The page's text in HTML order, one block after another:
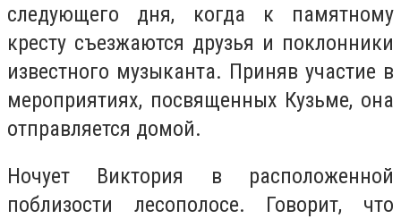
следующего дня, когда к памятному
кресту съезжаются друзья и поклонники
известного музыканта. Приняв участие в
мероприятиях, посвященных Кузьме, она
отправляется домой.
Ночует Виктория в расположенной
поблизости лесополосе. Говорит, что